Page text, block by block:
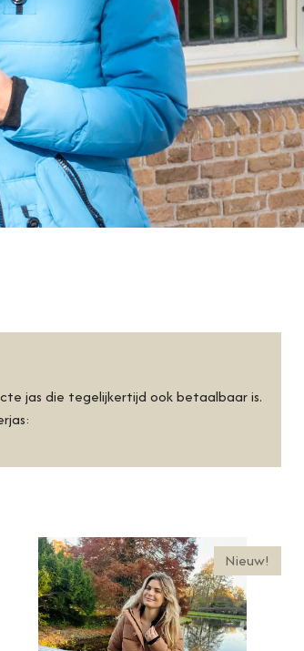
jas die tegelijkertijd ook betaalbaar is.
Nieuw!